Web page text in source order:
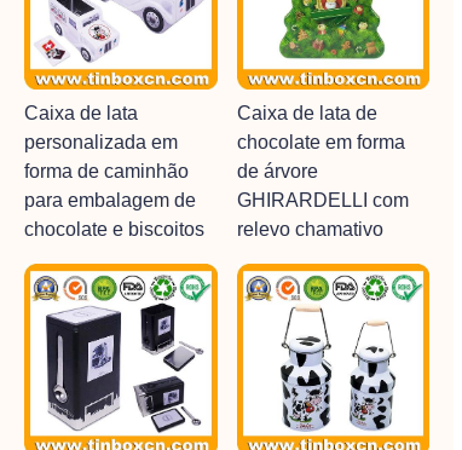
Caixa de lata
personalizada em
forma de caminhão
para embalagem de
chocolate e biscoitos
Caixa de lata de
chocolate em forma
de árvore
GHIRARDELLI com
relevo chamativo